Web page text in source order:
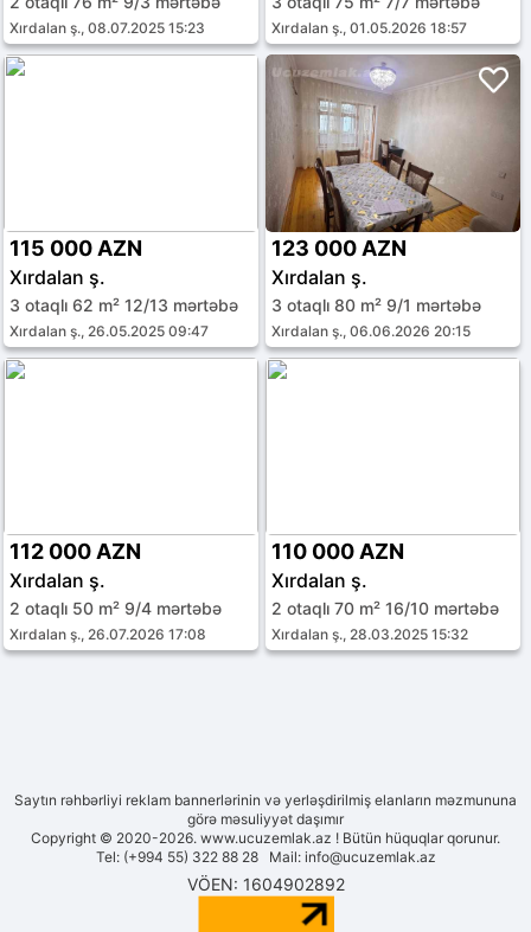
Xırdalan ş., 08.07.2025 15:23 Xırdalan ş., 01.05.2026 18:57
115 000 AZN
Xırdalan ş.
3 otaqlı 62 m² 12/13 mərtəbə
Xırdalan ş., 26.05.2025 09:47
123 000 AZN
Xırdalan ş.
3 otaqlı 80 m² 9/1 mərtəbə
Xırdalan ş., 06.06.2026 20:15
112 000 AZN
Xırdalan ş.
2 otaqlı 50 m² 9/4 mərtəbə
Xırdalan ş., 26.07.2026 17:08
110 000 AZN
Xırdalan ş.
2 otaqlı 70 m² 16/10 mərtəbə
Xırdalan ş., 28.03.2025 15:32
Saytın rəhbərliyi reklam bannerlərinin və yerləşdirilmiş elanların məzmununa
görə məsuliyyət daşımır
Copyright © 2020-2026. www.ucuzemlak.az ! Bütün hüquqlar qorunur.
Tel: (+994 55) 322 88 28 Mail: info@ucuzemlak.az
VÖEN: 1604902892